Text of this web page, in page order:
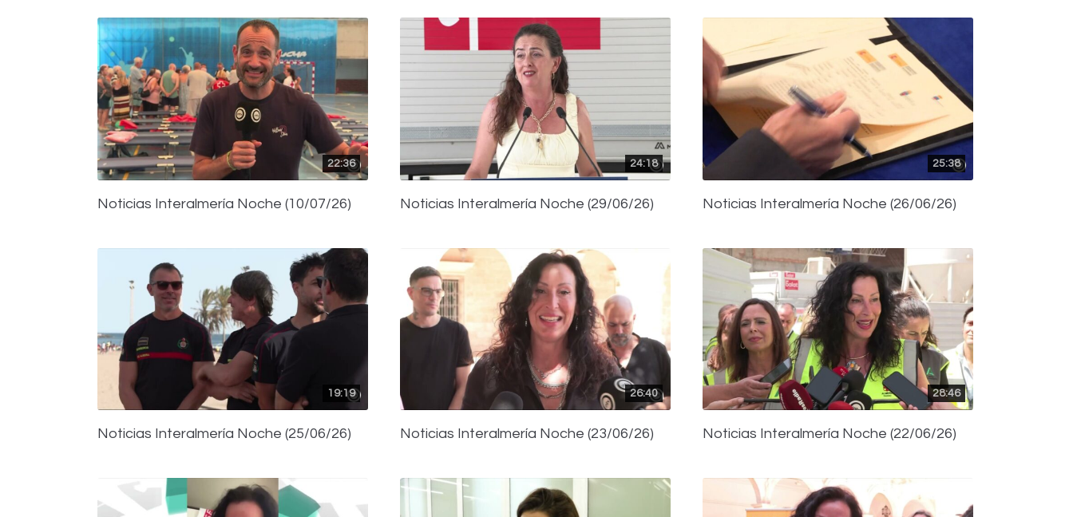
22:36
Noticias Interalmería Noche (10/07/26)
24:18
Noticias Interalmería Noche (29/06/26)
25:38
Noticias Interalmería Noche (26/06/26)
19:19
Noticias Interalmería Noche (25/06/26)
26:40
Noticias Interalmería Noche (23/06/26)
28:46
Noticias Interalmería Noche (22/06/26)